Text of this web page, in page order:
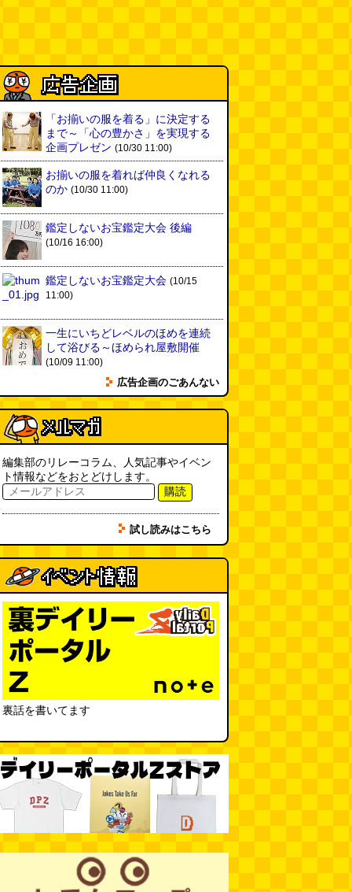
「お揃いの服を着る」に決定する
まで～「心の豊かさ」を実現する
企画プレゼン (10/30 11:00)
お揃いの服を着れば仲良くなれる
のか (10/30 11:00)
鑑定しないお宝鑑定大会 後編
(10/16 16:00)
鑑定しないお宝鑑定大会 (10/15
11:00)
一生にいちどレベルのほめを連続
して浴びる～ほめられ屋敷開催
(10/09 11:00)
広告企画のごあんない
編集部のリレーコラム、人気記事やイベン
ト情報などをおとどけします。
購読
試し読みはこちら
裏話を書いてます